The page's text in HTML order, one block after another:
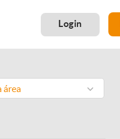
Login
área